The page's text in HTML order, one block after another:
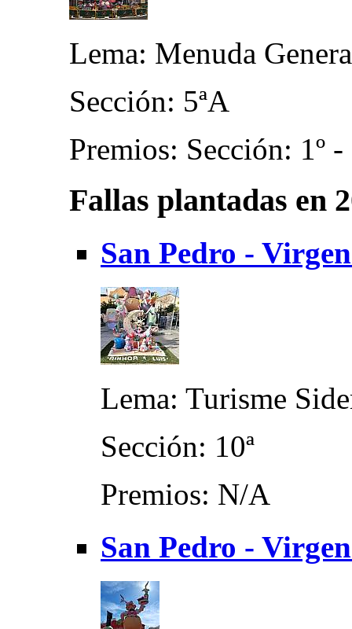
Lema: Menuda
Sección: 5ªA
Premios: Sección: 1º
Fallas plantadas en
San Pedro -
Lema: Turisme
Sección: 10ª
Premios: N/A
San Pedro -